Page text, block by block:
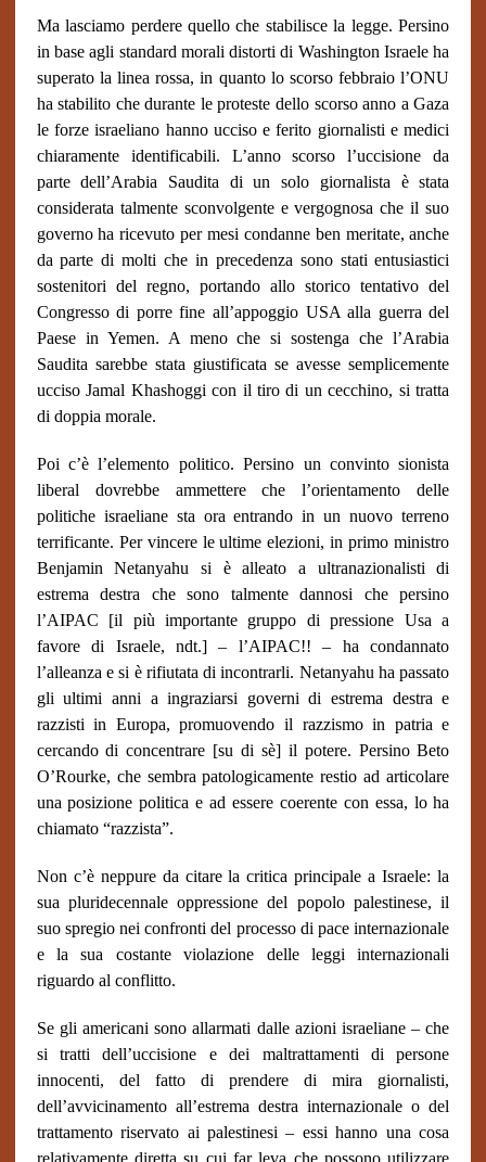
Ma lasciamo perdere quello che stabilisce la legge. Persino
in base agli standard morali distorti di Washington Israele ha
superato la linea rossa, in quanto lo scorso febbraio l’ONU
ha stabilito che durante le proteste dello scorso anno a Gaza
le forze israeliano hanno ucciso e ferito giornalisti e medici
chiaramente identificabili. L’anno scorso l’uccisione da
parte dell’Arabia Saudita di un solo giornalista è stata
considerata talmente sconvolgente e vergognosa che il suo
governo ha ricevuto per mesi condanne ben meritate, anche
da parte di molti che in precedenza sono stati entusiastici
sostenitori del regno, portando allo storico tentativo del
Congresso di porre fine all’appoggio USA alla guerra del
Paese in Yemen. A meno che si sostenga che l’Arabia
Saudita sarebbe stata giustificata se avesse semplicemente
ucciso Jamal Khashoggi con il tiro di un cecchino, si tratta
di doppia morale.
Poi c’è l’elemento politico. Persino un convinto sionista
liberal dovrebbe ammettere che l’orientamento delle
politiche israeliane sta ora entrando in un nuovo terreno
terrificante. Per vincere le ultime elezioni, in primo ministro
Benjamin Netanyahu si è alleato a ultranazionalisti di
estrema destra che sono talmente dannosi che persino
l’AIPAC [il più importante gruppo di pressione Usa a
favore di Israele, ndt.] – l’AIPAC!! – ha condannato
l’alleanza e si è rifiutata di incontrarli. Netanyahu ha passato
gli ultimi anni a ingraziarsi governi di estrema destra e
razzisti in Europa, promuovendo il razzismo in patria e
cercando di concentrare [su di sè] il potere. Persino Beto
O’Rourke, che sembra patologicamente restio ad articolare
una posizione politica e ad essere coerente con essa, lo ha
chiamato “razzista”.
Non c’è neppure da citare la critica principale a Israele: la
sua pluridecennale oppressione del popolo palestinese, il
suo spregio nei confronti del processo di pace internazionale
e la sua costante violazione delle leggi internazionali
riguardo al conflitto.
Se gli americani sono allarmati dalle azioni israeliane – che
si tratti dell’uccisione e dei maltrattamenti di persone
innocenti, del fatto di prendere di mira giornalisti,
dell’avvicinamento all’estrema destra internazionale o del
trattamento riservato ai palestinesi – essi hanno una cosa
relativamente diretta su cui far leva che possono utilizzare